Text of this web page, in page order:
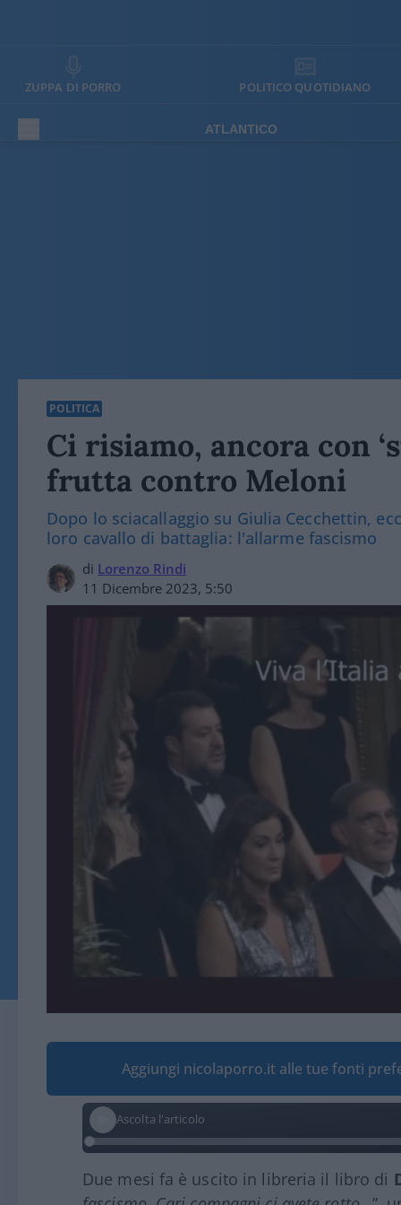
ZUPPA DI PORRO POLITICO QUOTIDIANO
ATLANTICO
POLITICA
Ci risiamo, ancora con
frutta contro Meloni
Dopo lo sciacallaggio su Giulia Cecchettin,
loro cavallo di battaglia: l'allarme fascismo
di Lorenzo Rindi
11 Dicembre 2023, 5:50
Aggiungi nicolaporro.it alle tue fonti
Ascolta l'articolo
Due mesi fa è uscito in libreria il libro di